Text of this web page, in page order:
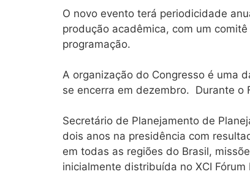
O novo evento terá periodicidade
produção acadêmica, com um
programação.
A organização do Congresso é uma
se encerra em dezembro. Durante o
Secretário de Planejamento de
dois anos na presidência com
em todas as regiões do Brasil,
inicialmente distribuída no XCI